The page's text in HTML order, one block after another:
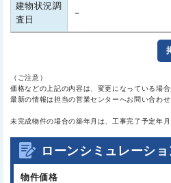
建物状況調
査日
－
（ご注意）
価格などの上記の内容は、変更になっている場合
最新の情報は担当の営業センターへお問い合わせ
未完成物件の場合の築年月は、工事完了予定年月
ローンシミュレーショ
物件価格